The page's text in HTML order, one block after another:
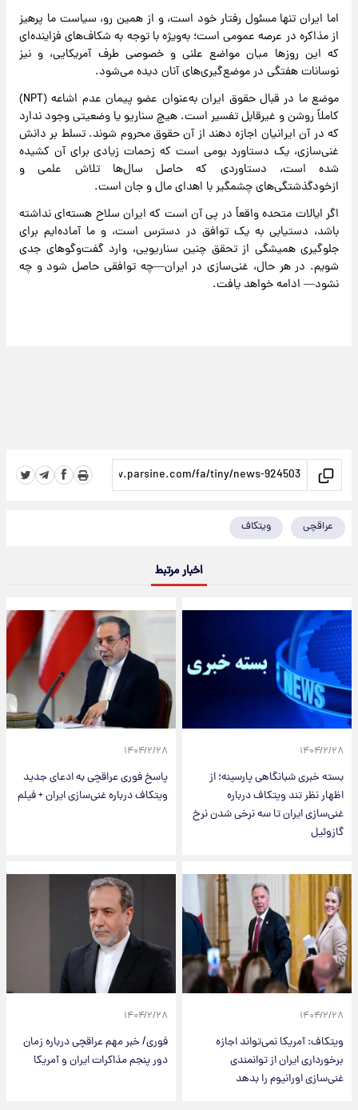
اما ایران تنها مسئول رفتار خود است، و از همین رو، سیاست ما پرهیز
از مذاکره در عرصه عمومی است؛ به‌ویژه با توجه به شکاف‌های فزاینده‌ای
که این روزها میان مواضع علنی و خصوصی طرف آمریکایی، و نیز
نوسانات هفتگی در موضع‌گیری‌های آنان دیده می‌شود.
موضع ما در قبال حقوق ایران به‌عنوان عضو پیمان عدم اشاعه (NPT)
کاملاً روشن و غیرقابل تفسیر است. هیچ سناریو یا وضعیتی وجود ندارد
که در آن ایرانیان اجازه دهند از آن حقوق محروم شوند. تسلط بر دانش
غنی‌سازی، یک دستاورد بومی است که زحمات زیادی برای آن کشیده
شده است، دستاوردی که حاصل سال‌ها تلاش علمی و
ازخودگذشتگی‌های چشمگیر با اهدای مال و جان است.
اگر ایالات متحده واقعاً در پی آن است که ایران سلاح هسته‌ای نداشته
باشد، دستیابی به یک توافق در دسترس است، و ما آماده‌ایم برای
جلوگیری همیشگی از تحقق چنین سناریویی، وارد گفت‌وگوهای جدی
شویم. در هر حال، غنی‌سازی در ایران—چه توافقی حاصل شود و چه
نشود— ادامه خواهد یافت.
عراقچی ویتکاف
اخبار مرتبط
۱۴۰۴/۲/۲۸
بسته خبری شبانگاهی پارسینه؛ از
اظهار نظر تند ویتکاف درباره
غنی‌سازی ایران تا سه نرخی شدن نرخ
گازوئیل
۱۴۰۴/۲/۲۸
پاسخ فوری عراقچی به ادعای جدید
ویتکاف درباره غنی‌سازی ایران + فیلم
۱۴۰۴/۲/۲۸
ویتکاف: آمریکا نمی‌تواند اجازه
برخورداری ایران از توانمندی
غنی‌سازی اورانیوم را بدهد
۱۴۰۴/۲/۲۸
فوری/ خبر مهم عراقچی درباره زمان
دور پنجم مذاکرات ایران و آمریکا